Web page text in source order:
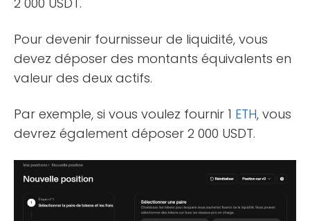
Pour devenir fournisseur de liquidité, vous
devez déposer des montants équivalents en
valeur des deux actifs.
Par exemple, si vous voulez fournir 1 ETH, vous
devrez également déposer 2 000 USDT.